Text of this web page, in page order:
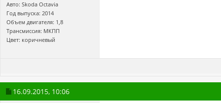
Авто: Skoda Octavia
Год выпуска: 2014
Объем двигателя: 1,8
Трансмиссия: МКПП
Цвет: коричневый
16.09.2015, 10:06